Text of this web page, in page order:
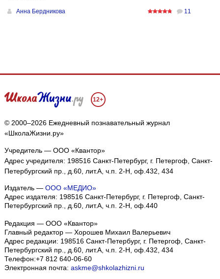
Анна Бердникова 11
12+
© 2000–2026 Ежедневный познавательный журнал
«ШколаЖизни.ру»
Учредитель — ООО «Квантор»
Адрес учредителя: 198516 Санкт-Петербург, г. Петергоф, Санкт-
Петербургский пр., д.60, лит.А, ч.п. 2-Н, оф.432, 434
Издатель — ООО «МЕДИО»
Адрес издателя: 198516 Санкт-Петербург, г. Петергоф, Санкт-
Петербургский пр., д.60, лит.А, ч.п. 2-Н, оф.440
Редакция — ООО «Квантор»
Главный редактор — Хорошев Михаил Валерьевич
Адрес редакции: 198516 Санкт-Петербург, г. Петергоф Санкт-
Петербургский пр., д.60, лит.А, ч.п. 2-Н, оф.432, 434
Телефон:+7 812 640-06-60
Электронная почта: askme@shkolazhizni.ru